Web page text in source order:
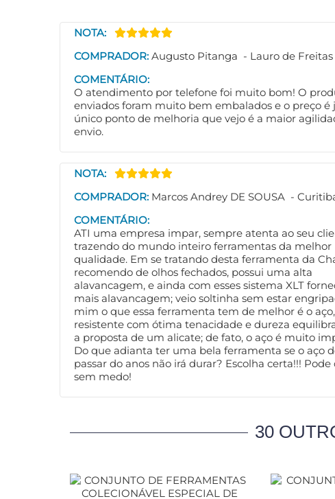
NOTA:
COMPRADOR: Augusto Pitanga - Lauro de Freitas
COMENTÁRIO:
O atendimento por telefone foi muito bom! O
enviados foram muito bem embalados e o preço é
único ponto de melhoria que vejo é a maior
envio.
NOTA:
COMPRADOR: Marcos Andrey DE SOUSA -
COMENTÁRIO:
ATI uma empresa impar, sempre atenta ao seu
trazendo do mundo inteiro ferramentas da melhor
qualidade. Em se tratando desta ferramenta da
recomendo de olhos fechados, possui uma alta
alavancagem, e ainda com esses sistema XLT
mais alavancagem; veio soltinha sem estar
mim o que essa ferramenta tem de melhor é o
resistente com ótima tenacidade e dureza
a proposta de um alicate; de fato, o aço é muito
Do que adianta ter uma bela ferramenta se o aço
passar do anos não irá durar? Escolha certa!!!
sem medo!
30